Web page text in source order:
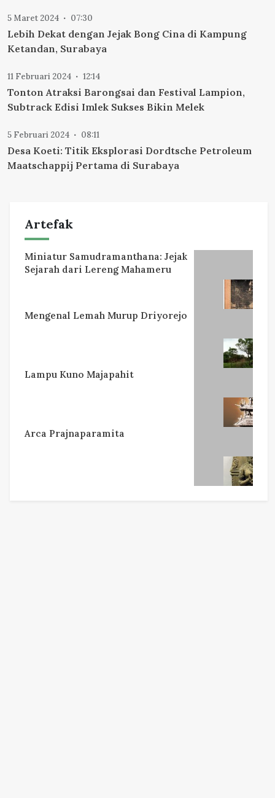
5 Maret 2024 07:30
Lebih Dekat dengan Jejak Bong Cina di Kampung
Ketandan, Surabaya
11 Februari 2024 12:14
Tonton Atraksi Barongsai dan Festival Lampion,
Subtrack Edisi Imlek Sukses Bikin Melek
5 Februari 2024 08:11
Desa Koeti: Titik Eksplorasi Dordtsche Petroleum
Maatschappij Pertama di Surabaya
Artefak
Miniatur Samudramanthana: Jejak
Sejarah dari Lereng Mahameru
Mengenal Lemah Murup Driyorejo
Lampu Kuno Majapahit
Arca Prajnaparamita